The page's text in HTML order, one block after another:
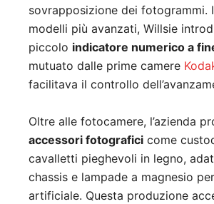
sovrapposizione dei fotogrammi.
modelli più avanzati, Willsie
piccolo indicatore numerico a
mutuato dalle prime camere
facilitava il controllo
Oltre alle fotocamere, l’azienda
accessori fotografici come
cavalletti pieghevoli in legno,
chassis e lampade a magnesio
artificiale. Questa produzione